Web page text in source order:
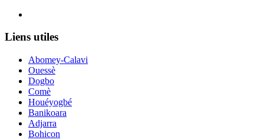
Liens utiles
Abomey-Calavi
Ouessè
Dogbo
Comè
Houéyogbé
Banikoara
Adjarra
Bohicon